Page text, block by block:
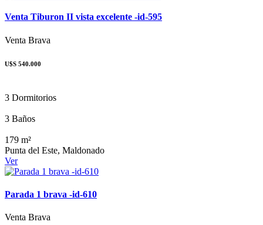
Venta Tiburon II vista excelente -id-595
Venta Brava
U$S 540.000
3 Dormitorios
3 Baños
179 m²
Punta del Este, Maldonado
Ver
Parada 1 brava -id-610
Venta Brava